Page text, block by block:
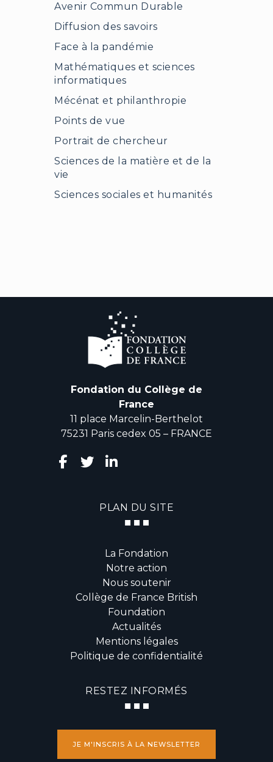
Avenir Commun Durable
Diffusion des savoirs
Face à la pandémie
Mathématiques et sciences
informatiques
Mécénat et philanthropie
Points de vue
Portrait de chercheur
Sciences de la matière et de la
vie
Sciences sociales et humanités
Fondation du Collège de
France
11 place Marcelin-Berthelot
75231 Paris cedex 05 – FRANCE
PLAN DU SITE
La Fondation
Notre action
Nous soutenir
Collège de France British
Foundation
Actualités
Mentions légales
Politique de confidentialité
RESTEZ INFORMÉS
JE M'INSCRIS À LA NEWSLETTER